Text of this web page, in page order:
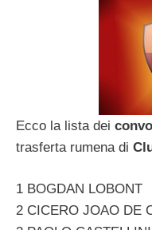
Ecco la lista dei
trasferta rumena di
1 BOGDAN LOBONT
2 CICERO JOAO DE